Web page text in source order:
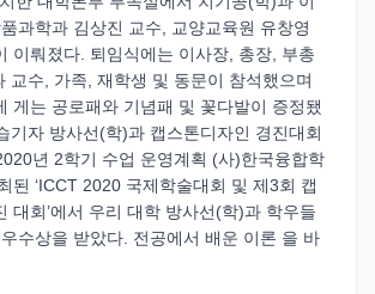
과학과 김상진 교수, 교양교육원 유창영
이뤄졌다. 퇴임식에는 이사장, 총장, 부총
교수, 가족, 재학생 및 동문이 참석했으며
게는 공로패와 기념패 및 꽃다발이 증정됐
기자 방사선(학)과 캡스톤디자인 경진대회
년 2학기 수업 운영계획 (사)한국융합학
된 ‘ICCT 2020 국제학술대회 및 제3회 캡
대회’에서 우리 대학 방사선(학)과 학우들
수상을 받았다. 전공에서 배운 이론 을 바